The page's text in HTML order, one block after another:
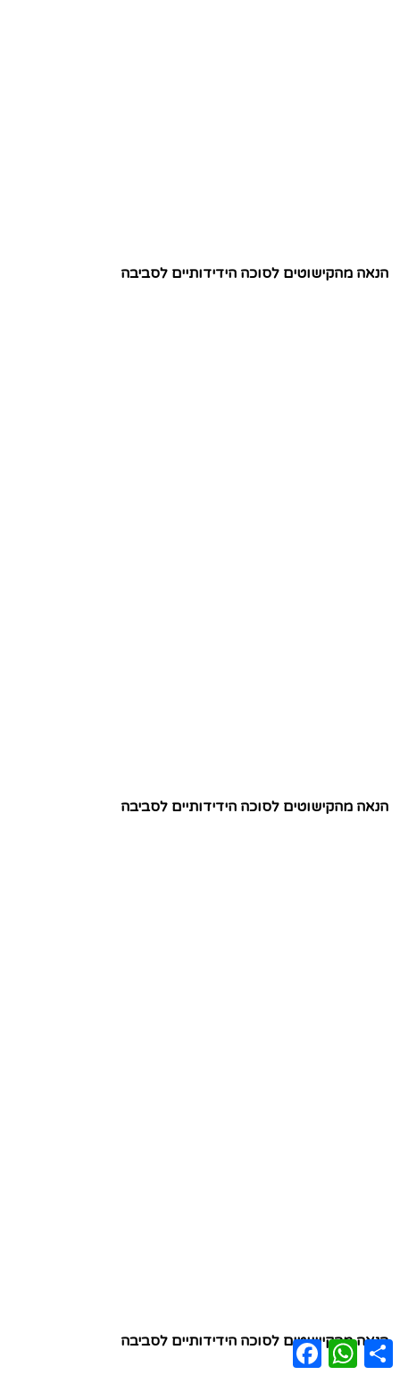
הנאה מהקישוטים לסוכה הידידותיים לסביבה
הנאה מהקישוטים לסוכה הידידותיים לסביבה
הנאה מהקישוטים לסוכה הידידותיים לסביבה
Facebook
WhatsAppShare